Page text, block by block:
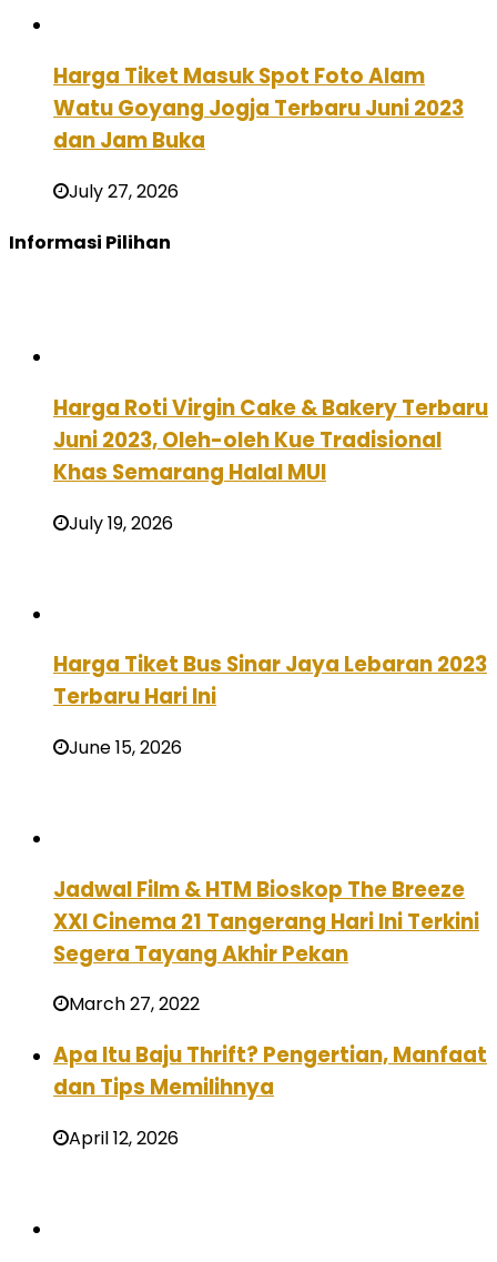
Harga Tiket Masuk Spot Foto Alam
Watu Goyang Jogja Terbaru Juni 2023
dan Jam Buka
July 27, 2026
Informasi Pilihan
Harga Roti Virgin Cake & Bakery Terbaru
Juni 2023, Oleh-oleh Kue Tradisional
Khas Semarang Halal MUI
July 19, 2026
Harga Tiket Bus Sinar Jaya Lebaran 2023
Terbaru Hari Ini
June 15, 2026
Jadwal Film & HTM Bioskop The Breeze
XXI Cinema 21 Tangerang Hari Ini Terkini
Segera Tayang Akhir Pekan
March 27, 2022
Apa Itu Baju Thrift? Pengertian, Manfaat
dan Tips Memilihnya
April 12, 2026